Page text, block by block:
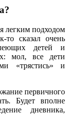
легким подходом
сказал очень
детей и
мол, все дети
«трястись» и
первичного
Будет вполне
дневника,